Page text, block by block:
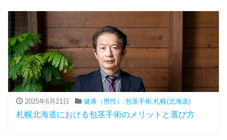
2025年6月21日 健康（男性） 包茎手術, 札幌(北海道)
札幌北海道における包茎手術のメリットと選び方